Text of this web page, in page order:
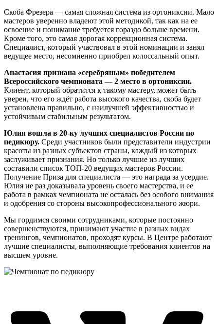
Скоба Фрезера — самая сложная система из ортониксии. Мало
мастеров уверенно владеют этой методикой, так как на ее
освоение и понимание требуется гораздо больше времени.
Кроме того, это самая дорогая коррекционная система.
Специалист, который участвовал в этой номинации и занял
ведущее место, несомненно приобрел колоссальный опыт.
Анастасия признана «серебряным» победителем
Всероссийского чемпионата — 2 место в ортониксии.
Клиент, который обратится к такому мастеру, может быть
уверен, что его ждёт работа высокого качества, скоба будет
установлена правильно, с наилучшей эффективностью и
устойчивым стабильным результатом.
Юлия вошла в 20-ку лучших специалистов России по
педикюру. Среди участников были представители индустрии
красоты из разных субъектов страны, каждый из которых
заслуживает признания. Но только лучшие из лучших
составили список ТОП-20 ведущих мастеров России.
Получение Приза для специалиста — это награда за усердие.
Юлия не раз доказывала уровень своего мастерства, и ее
работа в рамках чемпионата не осталась без особого внимания
и одобрения со стороны высокопрофессионального жюри.
Мы гордимся своими сотрудниками, которые постоянно
совершенствуются, принимают участие в разных видах
тренингов, чемпионатов, проходят курсы. В Центре работают
лучшие специалисты, выполняющие требования клиентов на
высшем уровне.